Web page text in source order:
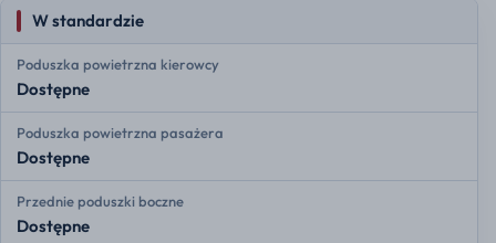
W standardzie
Poduszka powietrzna kierowcy
Dostępne
Poduszka powietrzna pasażera
Dostępne
Przednie poduszki boczne
Dostępne